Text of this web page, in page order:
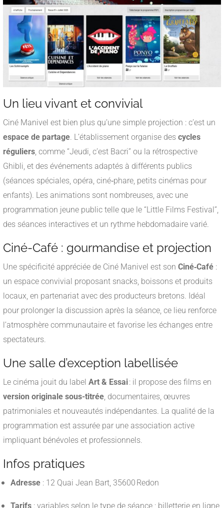
Un lieu vivant et convivial
Ciné Manivel est bien plus qu’une simple projection : c’est un
espace de partage. L’établissement organise des cycles
réguliers, comme “Jeudi, c’est Bacri” ou la rétrospective
Ghibli, et des événements adaptés à différents publics
(séances spéciales, opéra, ciné‑phare, petits cinémas pour
enfants). Les animations sont nombreuses, avec une
programmation jeune public telle que le “Little Films Festival”,
des séances interactives et un rythme hebdomadaire varié.
Ciné-Café : gourmandise et projection
Une spécificité appréciée de Ciné Manivel est son Ciné‑Café :
un espace convivial proposant snacks, boissons et produits
locaux, en partenariat avec des producteurs bretons. Idéal
pour prolonger la discussion après la séance, ce lieu renforce
l’atmosphère communautaire et favorise les échanges entre
spectateurs.
Une salle d’exception labellisée
Le cinéma jouit du label Art & Essai: il propose des films en
version originale sous-titrée, documentaires, œuvres
patrimoniales et nouveautés indépendantes. La qualité de la
programmation est assurée par une association active
impliquant bénévoles et professionnels.
Infos pratiques
Adresse : 12 Quai Jean Bart, 35600 Redon
Tarifs : variables selon le type de séance ; billetterie en ligne